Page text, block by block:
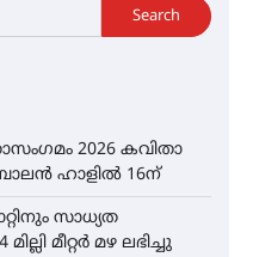
Search
2026 കവിതാ
ബാലൻ ഹാളിൽ 16ന്
സാധ്യത
മീറ്റർ മഴ ലഭിച്ചു